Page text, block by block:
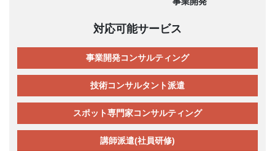
対応可能サービス
事業開発コンサルティング
技術コンサルタント派遣
スポット専門家コンサルティング
講師派遣(社員研修)